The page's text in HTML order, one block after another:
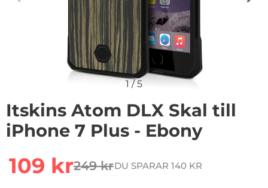
1/5
Itskins Atom DLX Skal till
iPhone 7 Plus - Ebony
rea pris
109 krtidigare pris
249 krDU SPARAR 140 KR